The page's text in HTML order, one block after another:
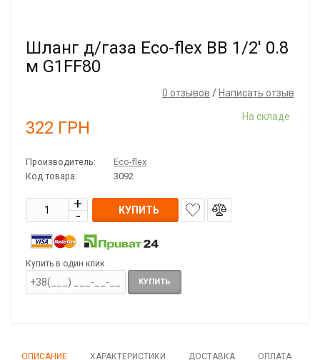
Шланг д/газа Eco-flex ВВ 1/2' 0.8
м G1FF80
0 отзывов / Написать отзыв
322 ГРН
На складе
Производитель:
Eco-flex
Код товара:
3092
КУПИТЬ
Купить в один клик
КУПИТЬ
ОПИСАНИЕ ХАРАКТЕРИСТИКИ ДОСТАВКА ОПЛАТА